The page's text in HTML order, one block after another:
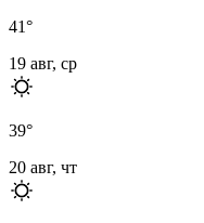
41°
19 авг, ср
39°
20 авг, чт